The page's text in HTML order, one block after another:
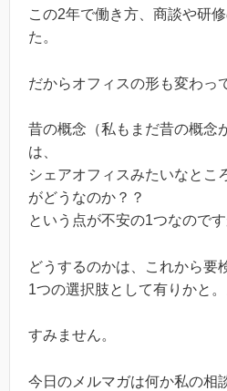
この2年で働き方、商談や研
た。
だからオフィスの形も変わっ
昔の概念（私もまだ昔の概念
は、
シェアオフィスみたいなとこ
がどうなのか？？
という点が不安の1つなのです
どうするのかは、これから要
1つの選択肢として有りかと。
すみません。
今日のメルマガは何か私の相